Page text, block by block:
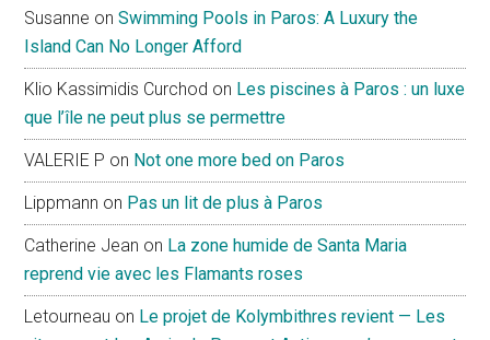
Susanne onSwimming Pools in Paros: A Luxury the
Island Can No Longer Afford
Klio Kassimidis Curchod on Les piscines à Paros : un luxe
que l’île ne peut plus se permettre
VALERIE P on Not one more bed on Paros
Lippmann on Pas un lit de plus à Paros
Catherine Jean on La zone humide de Santa Maria
reprend vie avec les Flamants roses
Letourneau on Le projet de Kolymbithres revient — Les